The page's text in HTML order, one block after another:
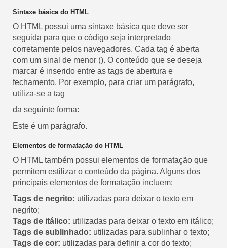
Sintaxe básica do HTML
O HTML possui uma sintaxe básica que deve ser
seguida para que o código seja interpretado
corretamente pelos navegadores. Cada tag é aberta
com um sinal de menor (). O conteúdo que se deseja
marcar é inserido entre as tags de abertura e
fechamento. Por exemplo, para criar um parágrafo,
utiliza-se a tag
da seguinte forma:
Este é um parágrafo.
Elementos de formatação do HTML
O HTML também possui elementos de formatação que
permitem estilizar o conteúdo da página. Alguns dos
principais elementos de formatação incluem:
Tags de negrito: utilizadas para deixar o texto em
negrito;
Tags de itálico: utilizadas para deixar o texto em itálico;
Tags de sublinhado: utilizadas para sublinhar o texto;
Tags de cor: utilizadas para definir a cor do texto;